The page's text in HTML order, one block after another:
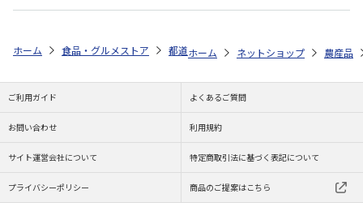
ホーム 食品・グルメストア 都道府県から探す 静岡県 クラウン
ホーム ネットショップ 農産品
ご利用ガイド よくあるご質問
お問い合わせ 利用規約
サイト運営会社について 特定商取引法に基づく表記について
プライバシーポリシー 商品のご提案はこちら